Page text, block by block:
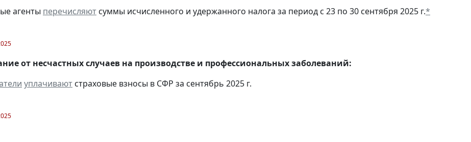
агенты перечисляют суммы исчисленного и удержанного налога за период с 23 по 30 сентября 2025 г.*
от несчастных случаев на производстве и профессиональных заболеваний:
уплачивают страховые взносы в СФР за сентябрь 2025 г.